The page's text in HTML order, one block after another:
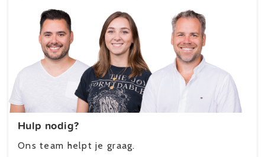
Hulp nodig?
Ons team helpt je graag.